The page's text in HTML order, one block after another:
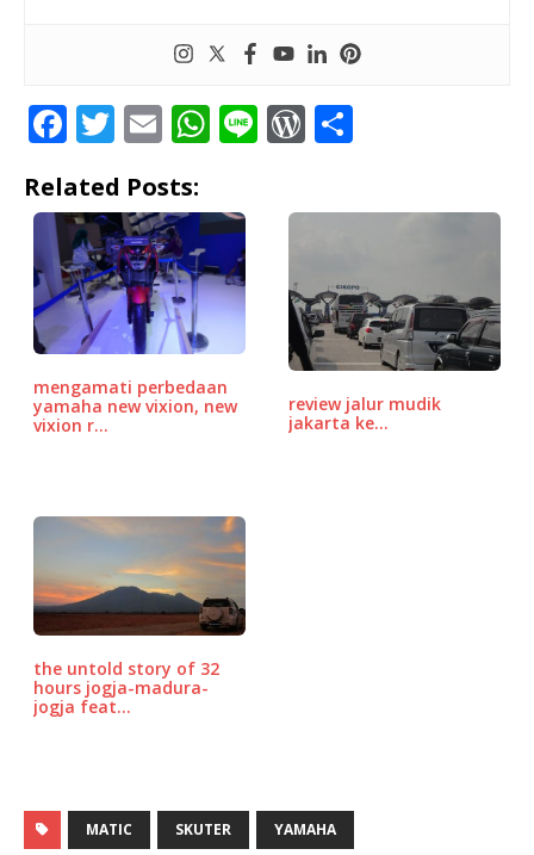
F
c
e
b
o
o
k
T
it
te
r
E
ai
l
W
at
s
A
p
p
Li W
r
P
r
e
ss
ar
Related Posts:
mengamati perbedaan
yamaha new vixion, new
vixion r…
review jalur mudik
jakarta ke…
the untold story of 32
hours jogja-madura-
jogja feat…
MATIC SKUTER YAMAHA